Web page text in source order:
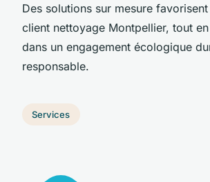
Des solutions sur mesure
client nettoyage Montpellier, tout en
dans un engagement écologique
responsable.
Services